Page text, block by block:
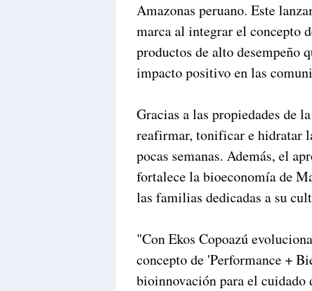
Amazonas peruano. Este
marca al integrar el concepto
productos de alto desempeño
impacto positivo en las
Gracias a las propiedades de
reafirmar, tonificar e hidratar
pocas semanas. Además, el
fortalece la bioeconomía de
las familias dedicadas a su
"Con Ekos Copoazú
concepto de 'Performance +
bioinnovación para el cuidado